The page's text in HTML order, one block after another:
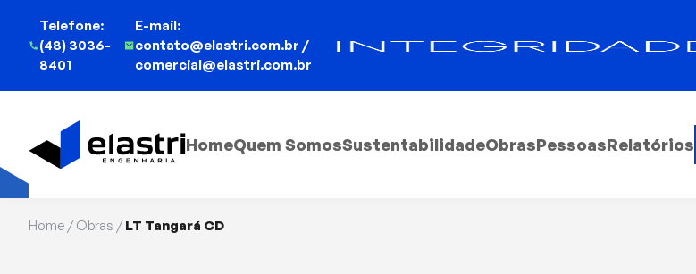
Telefone:
(48) 3036-
8401
E-mail:
contato@elastri.com.br /
comercial@elastri.com.br
HomeQuem SomosSustentabilidadeObrasPessoasRelatórios
Home /Obras /LT Tangará CD